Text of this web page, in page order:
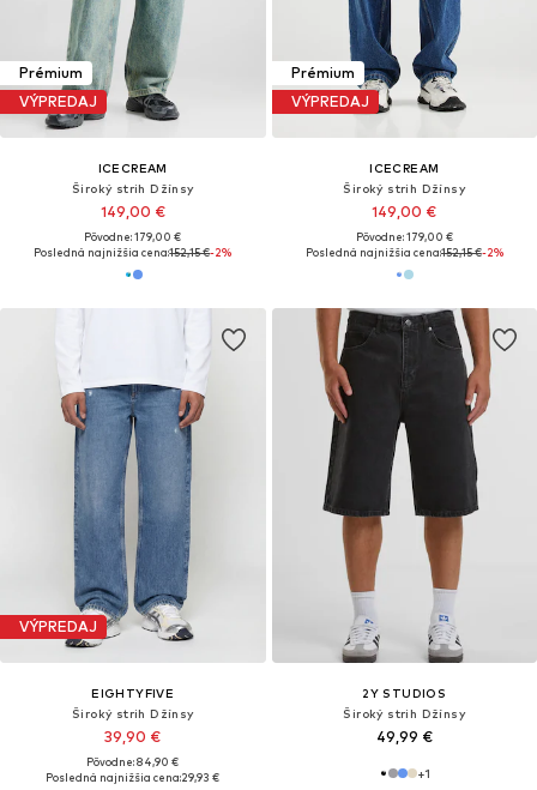
Prémium
VÝPREDAJ
ICECREAM
Široký strih Džínsy
149,00 €
Pôvodne: 179,00 €
Posledná najnižšia cena:152,15 €-2%
Prémium
VÝPREDAJ
ICECREAM
Široký strih Džínsy
149,00 €
Pôvodne: 179,00 €
Posledná najnižšia cena:152,15 €-2%
VÝPREDAJ
EIGHTYFIVE
Široký strih Džínsy
39,90 €
Pôvodne: 84,90 €
Posledná najnižšia cena:29,93 €
2Y STUDIOS
Široký strih Džínsy
49,99 €
+1